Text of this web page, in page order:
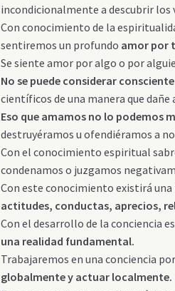
incondicionalmente a descubrir
Con conocimiento de la
sentiremos un profundo amor por
Se siente amor por algo o por
No se puede considerar
científicos de una manera que dañe
Eso que amamos no lo podemos
destruyéramos u ofendiéramos a
Con el conocimiento espiritual
condenamos o juzgamos
Con este conocimiento existirá una
actitudes, conductas, aprecios,
Con el desarrollo de la conciencia
una realidad fundamental.
Trabajaremos en una conciencia
globalmente y actuar localmente.